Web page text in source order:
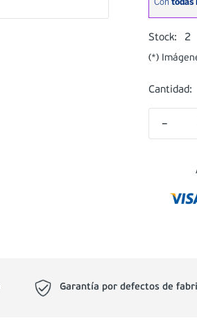
Stock: 2
(*)
Cantidad:
－
Garantía por defectos de